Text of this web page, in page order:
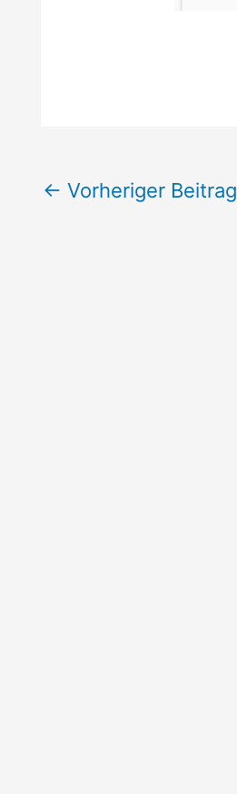
← Vorheriger Beitrag